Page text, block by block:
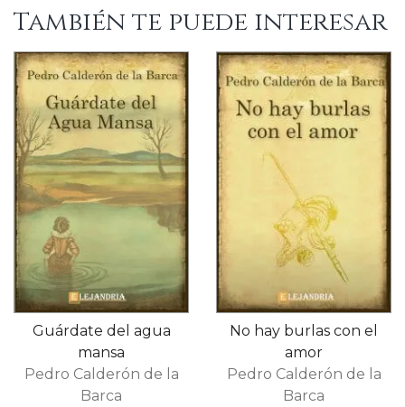
También te puede interesar
Guárdate del agua
mansa
Pedro Calderón de la
Barca
No hay burlas con el
amor
Pedro Calderón de la
Barca